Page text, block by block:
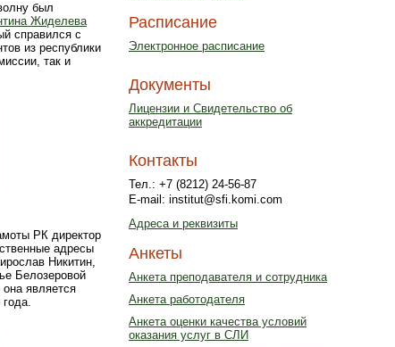
был
Жиделева
справился с
из республики
так и
РК директор
адресы
Никитин,
Белозеровой
является
Расписание
Электронное расписание
Документы
Лицензии и Свидетельство об
аккредитации
Контакты
Тел.: +7 (8212) 24-56-87
E-mail: institut@sfi.komi.com
Адреса и реквизиты
Анкеты
Анкета преподавателя и сотрудника
Анкета работодателя
Анкета оценки качества условий
оказания услуг в СЛИ